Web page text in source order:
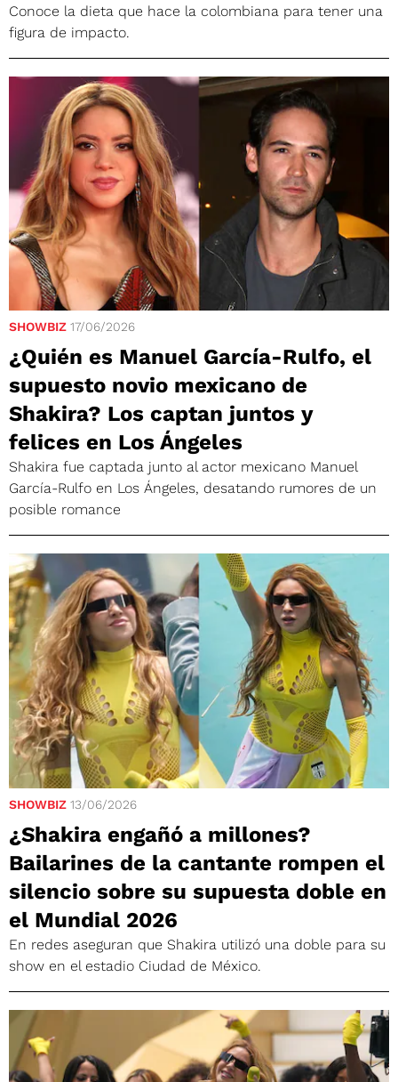
Conoce la dieta que hace la colombiana para tener una
figura de impacto.
SHOWBIZ 17/06/2026
¿Quién es Manuel García-Rulfo, el
supuesto novio mexicano de
Shakira? Los captan juntos y
felices en Los Ángeles
Shakira fue captada junto al actor mexicano Manuel
García-Rulfo en Los Ángeles, desatando rumores de un
posible romance
SHOWBIZ 13/06/2026
¿Shakira engañó a millones?
Bailarines de la cantante rompen el
silencio sobre su supuesta doble en
el Mundial 2026
En redes aseguran que Shakira utilizó una doble para su
show en el estadio Ciudad de México.